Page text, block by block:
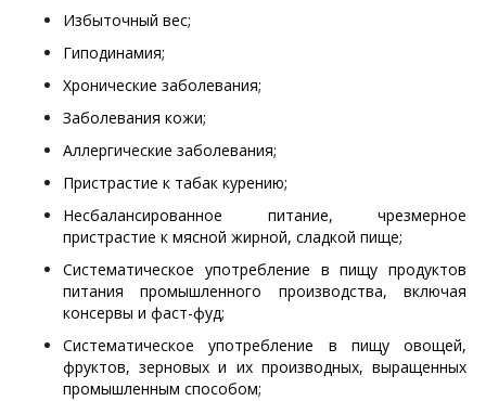
Избыточный вес;
Гиподинамия;
Хронические заболевания;
Заболевания кожи;
Аллергические заболевания;
Пристрастие к табак курению;
Несбалансированное питание, чрезмерное
пристрастие к мясной жирной, сладкой пище;
Систематическое употребление в пищу продуктов
питания промышленного производства, включая
консервы и фаст-фуд;
Систематическое употребление в пищу овощей,
фруктов, зерновых и их производных, выращенных
промышленным способом;